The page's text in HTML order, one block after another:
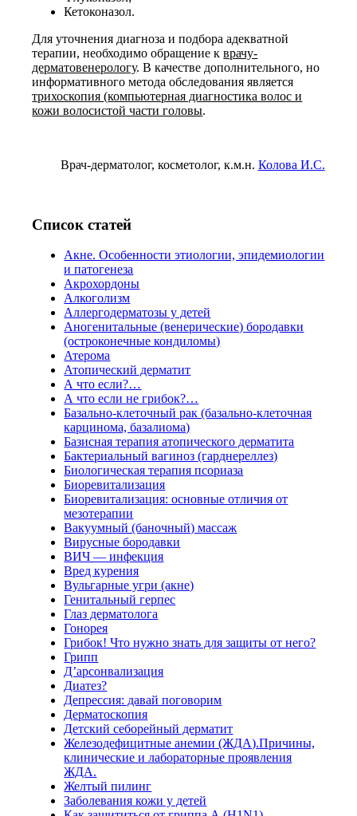
Кетоконазол.
Для уточнения диагноза и подбора адекватной
терапии, необходимо обращение кврачу-
дерматовенерологу. В качестве дополнительного, но
информативного метода обследования является
трихоскопия(компьютерная диагностика волос и
кожи волосистой части головы.
Врач-дерматолог, косметолог, к.м.н. Колова И.С.
Список статей
Акне. Особенности этиологии, эпидемиологии
и патогенеза
Акрохордоны
Алкоголизм
Аллергодерматозы у детей
Аногенитальные (венерические) бородавки
(остроконечные кондиломы)
Атерома
Атопический дерматит
А что если?…
А что если не грибок?…
Базально-клеточный рак (базально-клеточная
карцинома, базалиома)
Базисная терапия атопического дерматита
Бактериальный вагиноз (гарднереллез)
Биологическая терапия псориаза
Биоревитализация
Биоревитализация: основные отличия от
мезотерапии
Вакуумный (баночный) массаж
Вирусные бородавки
ВИЧ — инфекция
Вред курения
Вульгарные угри (акне)
Генитальный герпес
Глаз дерматолога
Гонорея
Грибок! Что нужно знать для защиты от него?
Грипп
Д’арсонвализация
Диатез?
Депрессия: давай поговорим
Дерматоскопия
Детский себорейный дерматит
Железодефицитные анемии (ЖДА).Причины,
клинические и лабораторные проявления
ЖДА.
Желтый пилинг
Заболевания кожи у детей